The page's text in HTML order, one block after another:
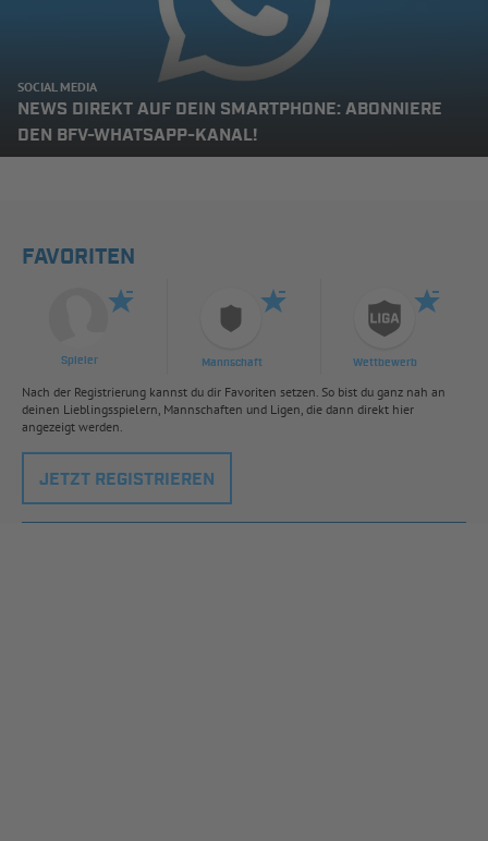
SOCIAL MEDIA
NEWS DIREKT AUF DEIN SMARTPHONE: ABONNIERE
DEN BFV-WHATSAPP-KANAL!
FAVORITEN
Spieler Mannschaft Wettbewerb
Nach der Registrierung kannst du dir Favoriten setzen. So bist du ganz nah an
deinen Lieblingsspielern, Mannschaften und Ligen, die dann direkt hier
angezeigt werden.
JETZT REGISTRIEREN